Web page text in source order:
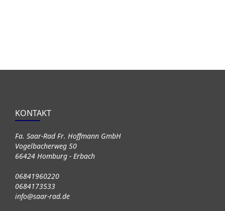
KONTAKT
Fa. Saar-Rad Fr. Hoffmann GmbH
Vogelbacherweg 50
66424 Homburg - Erbach
06841960220
0684173533
info@saar-rad.de